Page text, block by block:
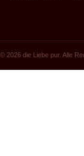
© 2026 die Liebe pur. Alle